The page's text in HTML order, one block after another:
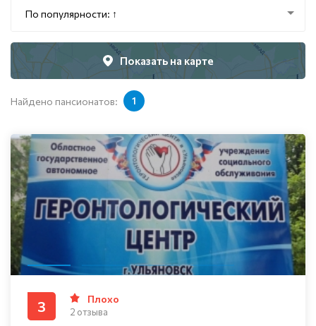
По популярности: ↑
Показать на карте
Найдено пансионатов: 1
3 Плохо
2 отзыва